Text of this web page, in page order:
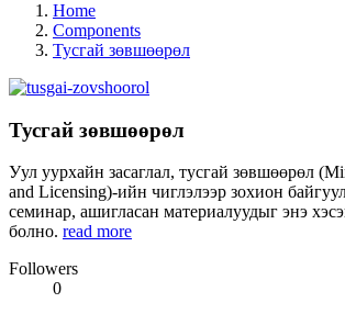
Home
Components
Тусгай зөвшөөрөл
Тусгай зөвшөөрөл
Уул уурхайн засаглал, тусгай зөвшөөрөл
and Licensing)-ийн чиглэлээр зохион
семинар, ашигласан материалуудыг энэ
болно. read more
Followers
0